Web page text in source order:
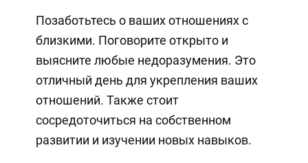
Позаботьтесь о ваших отношениях с
близкими. Поговорите открыто и
выясните любые недоразумения. Это
отличный день для укрепления ваших
отношений. Также стоит
сосредоточиться на собственном
развитии и изучении новых навыков.